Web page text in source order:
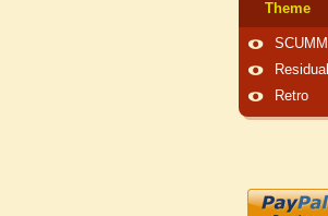
Theme
SCUMM
Residual
Retro